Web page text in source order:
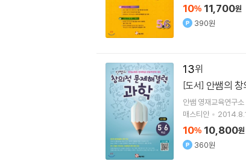
10% 11,700원
390원
13
[도서] 안쌤의
안쌤 영재교육연구소
매스티안
10% 10,800원
360원